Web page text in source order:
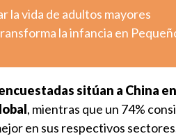
la vida de adultos mayores
la infancia en
sitúan a China
, mientras que un 74%
en sus respectivos